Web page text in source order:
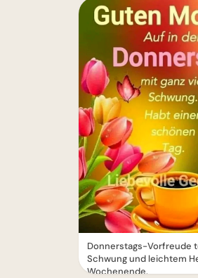
Donnerstags-Vorfreude
Schwung und leichtem
Wochenende.